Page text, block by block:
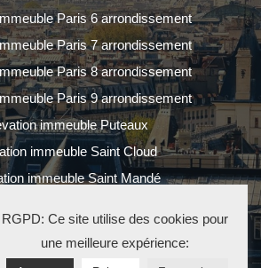
Paris 6 arrondissement
Paris 7 arrondissement
Paris 8 arrondissement
Paris 9 arrondissement
immeuble Puteaux
immeuble Saint Cloud
immeuble Saint Mandé
immeuble Saint Ouen
immeuble Vincennes
RGPD: Ce site utilise des cookies pour
une meilleure expérience: